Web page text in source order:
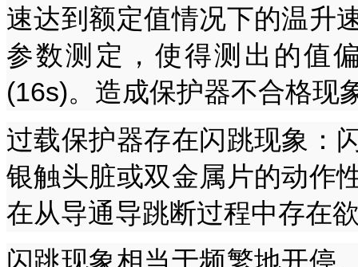
速达到额定值情况下的温升
参数测定，使得测出的值
(16s)。造成保护器不合格现
过载保护器存在闪跳现象：
银触头脏或双金属片的动作
在从导通导跳断过程中存在